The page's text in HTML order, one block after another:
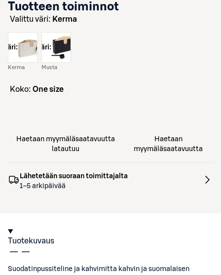
Tuotteen toiminnot
Valittu väri: Kerma
väri:
Kerma
väri:
Musta
koko: One size
Haetaan myymäläsaatavuutta
latautuu
Haetaan
myymäläsaatavuutta
Lähetetään suoraan toimittajalta
1–5 arkipäivää
Tuotekuvaus
Suodatinpussiteline ja kahvimitta kahvin ja suomalaisen